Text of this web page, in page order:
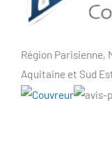
Région Parisienne,
Aquitaine et Sud